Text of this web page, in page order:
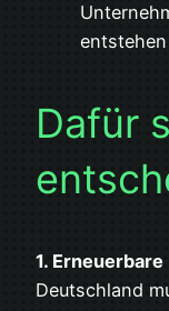
Dafür
1.
Deutschland